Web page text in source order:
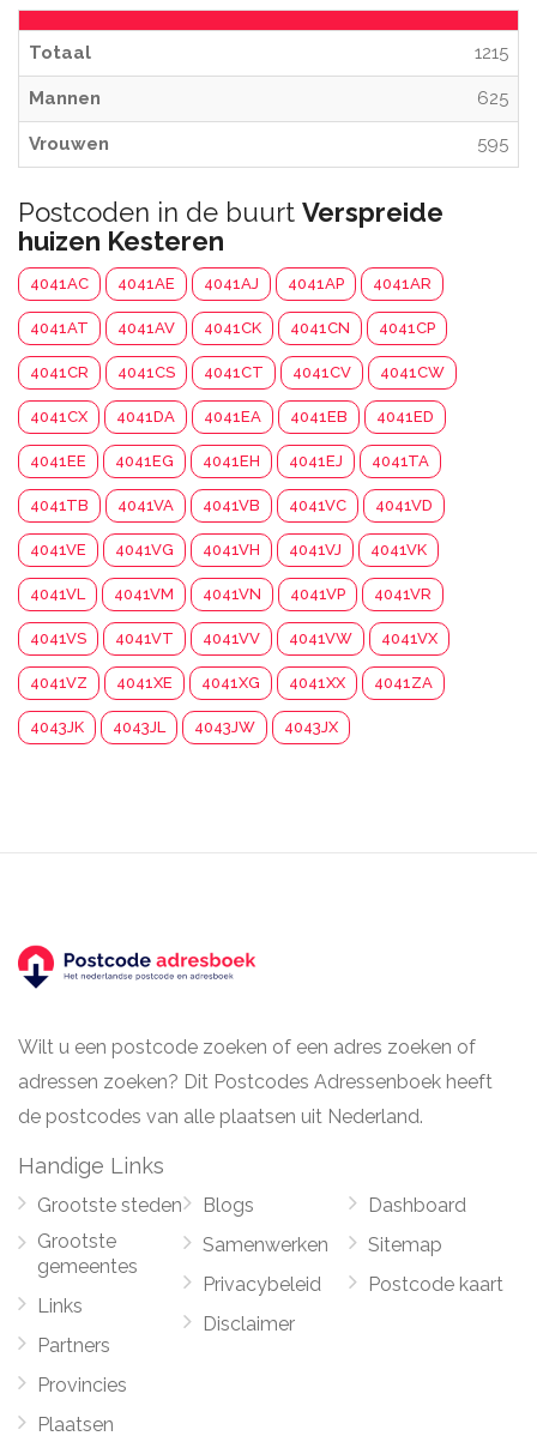
Totaal 1215
Mannen 625
Vrouwen 595
Postcoden in de buurt Verspreide
huizen Kesteren
4041AC 4041AE 4041AJ 4041AP 4041AR
4041AT 4041AV 4041CK 4041CN 4041CP
4041CR 4041CS 4041CT 4041CV 4041CW
4041CX 4041DA 4041EA 4041EB 4041ED
4041EE 4041EG 4041EH 4041EJ 4041TA
4041TB 4041VA 4041VB 4041VC 4041VD
4041VE 4041VG 4041VH 4041VJ 4041VK
4041VL 4041VM 4041VN 4041VP 4041VR
4041VS 4041VT 4041VV 4041VW 4041VX
4041VZ 4041XE 4041XG 4041XX 4041ZA
4043JK 4043JL 4043JW 4043JX
Wilt u een postcode zoeken of een adres zoeken of
adressen zoeken? Dit Postcodes Adressenboek heeft
de postcodes van alle plaatsen uit Nederland.
Handige Links
Grootste steden
Grootste
gemeentes
Links
Partners
Provincies
Plaatsen
Blogs
Samenwerken
Privacybeleid
Disclaimer
Dashboard
Sitemap
Postcode kaart